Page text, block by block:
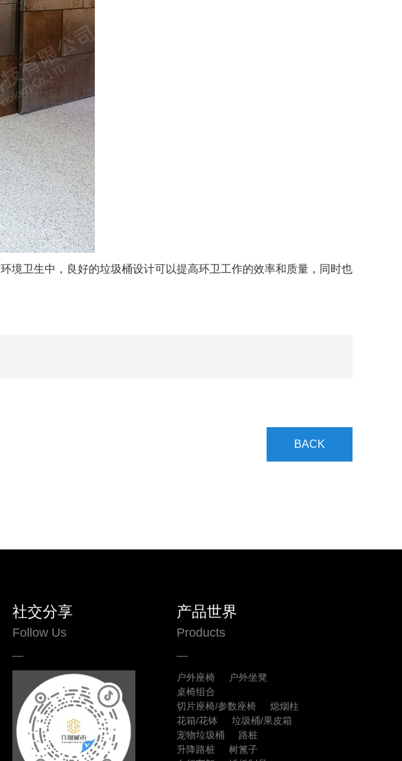
卫生中，良好的垃圾桶设计可以提高环卫工作的效率和质量，同时也
BACK
社交分享
Follow Us
产品世界
Products
户外座椅
户外坐凳
桌椅组合
切片座椅/参数座椅
熄烟柱
花箱/花钵
垃圾桶/果皮箱
宠物垃圾桶
路桩
升降路桩
树篦子